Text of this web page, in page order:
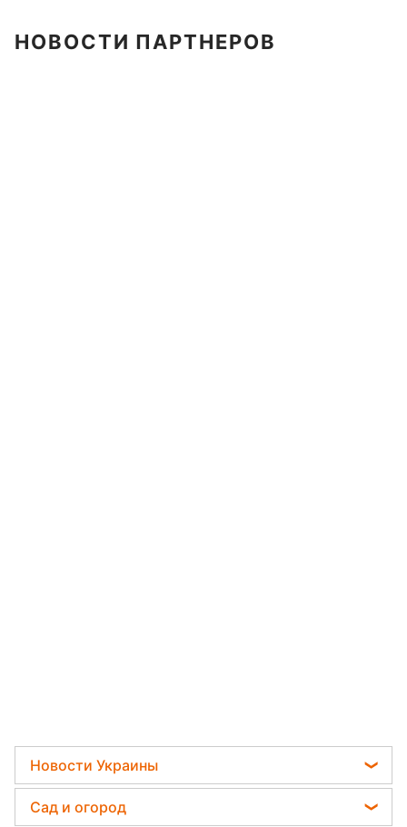
НОВОСТИ ПАРТНЕРОВ
Новости Украины
Телеграм новости Украины
Сад и огород